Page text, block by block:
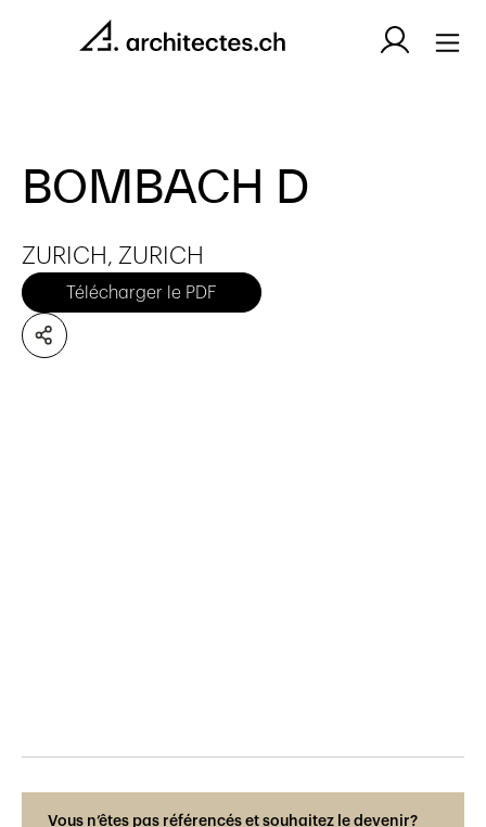
BOMBACH D
ZURICH, ZURICH
Télécharger le PDF
Vous n’êtes pas référencés et souhaitez le devenir?